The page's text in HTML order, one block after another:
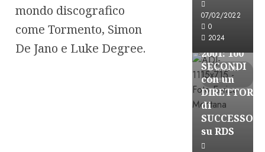
mondo discografico
come Tormento, Simon
De Jano e Luke Degree.
07/02/2022
0
2024
3 minuti
letti
FREE
A-
STORIES-
2001: 100
SECONDI
con un
DIRETTORE
di
SUCCESSO
su RDS